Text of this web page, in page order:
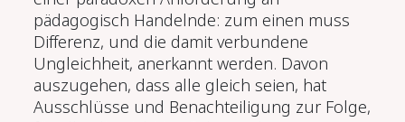
pädagogisch Handelnde: zum einen muss
Differenz, und die damit verbundene
Ungleichheit, anerkannt werden. Davon
auszugehen, dass alle gleich seien, hat
Ausschlüsse und Benachteiligung zur Folge,